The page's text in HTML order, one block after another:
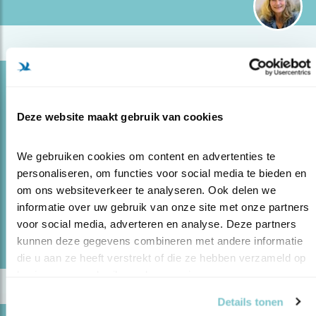
Deze website maakt gebruik van cookies
We gebruiken cookies om content en advertenties te
personaliseren, om functies voor social media te bieden en
om ons websiteverkeer te analyseren. Ook delen we
informatie over uw gebruik van onze site met onze partners
voor social media, adverteren en analyse. Deze partners
kunnen deze gegevens combineren met andere informatie
die u aan ze heeft verstrekt of die ze hebben verzameld op
Details tonen
LEDENRAAD
Ledenraad zit.